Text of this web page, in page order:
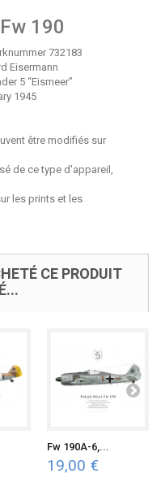
190
732183
Eisermann
5 “Eismeer”
1945
être modifiés sur
de ce type d'appareil,
les prints et les
CE PRODUIT
Fw 190A-6,...
19,00 €